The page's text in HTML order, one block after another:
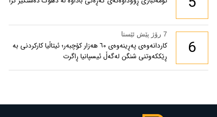
6
7 رۆژ پێش ئێستا
کاردانەوەی پەڕینەوەی ٦٠ هەزار کۆچبەر؛ ئیتاڵیا کارکردنی بە
ڕێککەوتنی شنگن لەگەڵ ئیسپانیا ڕاگرت